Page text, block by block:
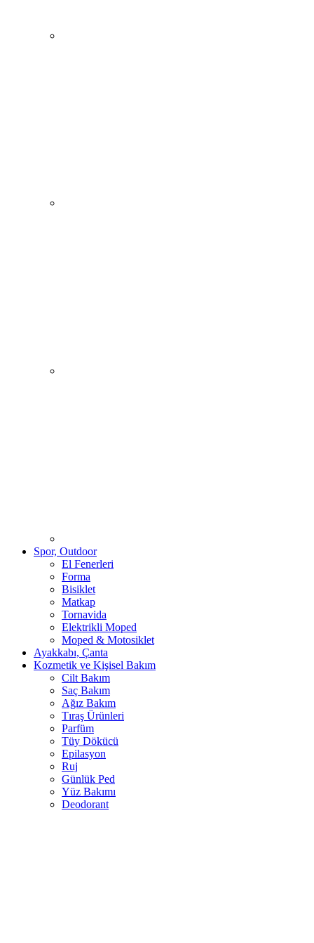
Spor, Outdoor
El Fenerleri
Forma
Bisiklet
Matkap
Tornavida
Elektrikli Moped
Moped & Motosiklet
Ayakkabı, Çanta
Kozmetik ve Kişisel Bakım
Cilt Bakım
Saç Bakım
Ağız Bakım
Tıraş Ürünleri
Parfüm
Tüy Dökücü
Epilasyon
Ruj
Günlük Ped
Yüz Bakımı
Deodorant